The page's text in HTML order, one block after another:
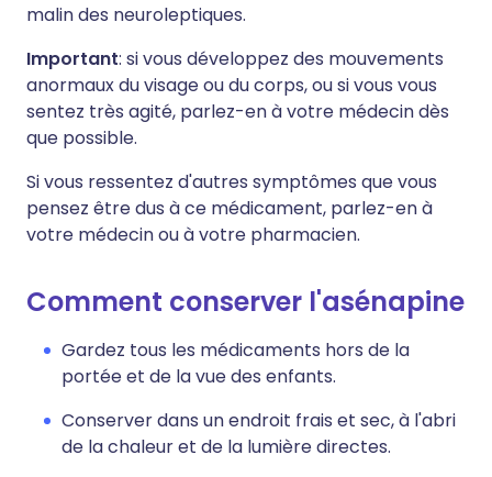
malin des neuroleptiques.
Important: si vous développez des mouvements
anormaux du visage ou du corps, ou si vous vous
sentez très agité, parlez-en à votre médecin dès
que possible.
Si vous ressentez d'autres symptômes que vous
pensez être dus à ce médicament, parlez-en à
votre médecin ou à votre pharmacien.
Comment conserver l'asénapine
Gardez tous les médicaments hors de la
portée et de la vue des enfants.
Conserver dans un endroit frais et sec, à l'abri
de la chaleur et de la lumière directes.